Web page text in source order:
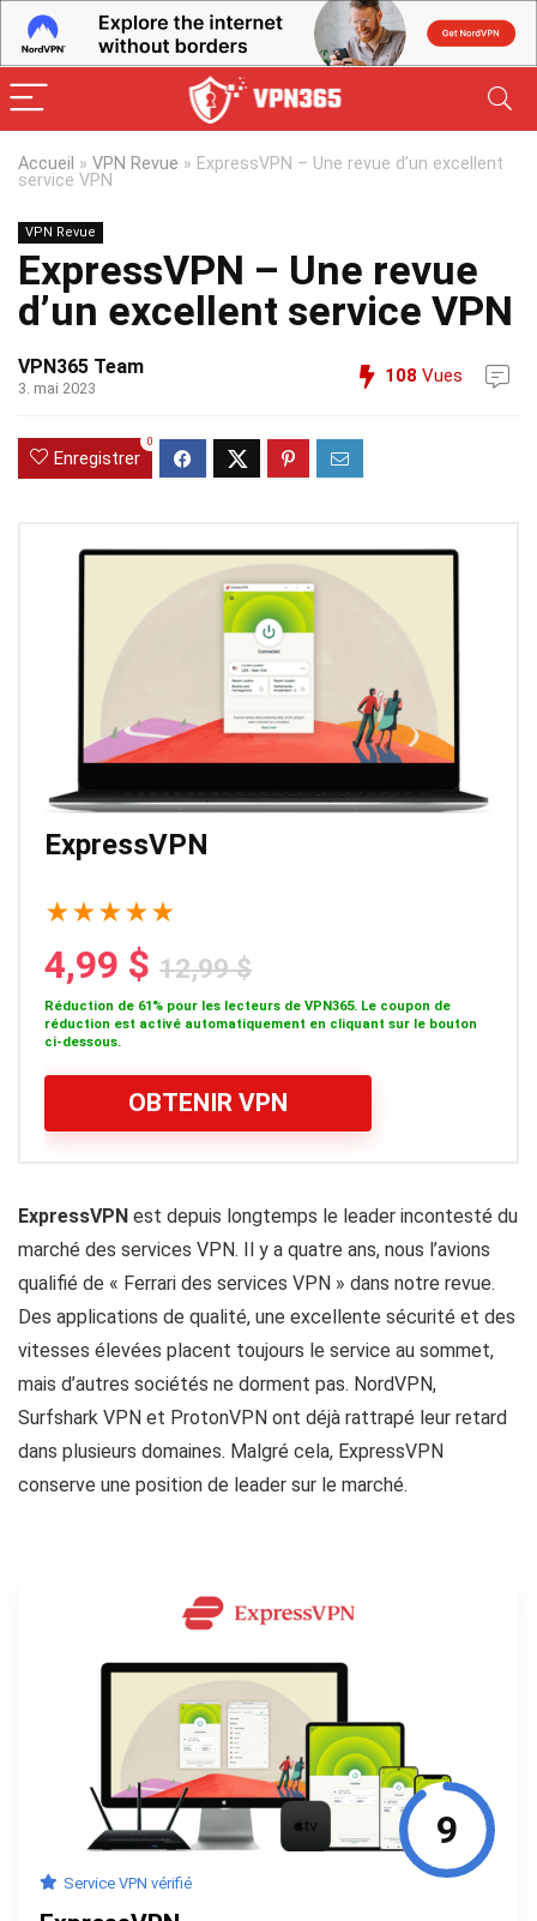
Accueil » VPN Revue » ExpressVPN – Une revue d’un excellent
service VPN
VPN Revue
ExpressVPN – Une revue
d’un excellent service VPN
VPN365 Team
3. mai 2023
108 Vues
Enregistrer
0
ExpressVPN
★★★★★
4,99 $ 12,99 $
Réduction de 61% pour les lecteurs de VPN365. Le coupon de
réduction est activé automatiquement en cliquant sur le bouton
ci-dessous.
OBTENIR VPN
ExpressVPN est depuis longtemps le leader incontesté du
marché des services VPN. Il y a quatre ans, nous l’avions
qualifié de « Ferrari des services VPN » dans notre revue.
Des applications de qualité, une excellente sécurité et des
vitesses élevées placent toujours le service au sommet,
mais d’autres sociétés ne dorment pas. NordVPN,
Surfshark VPN et ProtonVPN ont déjà rattrapé leur retard
dans plusieurs domaines. Malgré cela, ExpressVPN
conserve une position de leader sur le marché.
9
Service VPN vérifié